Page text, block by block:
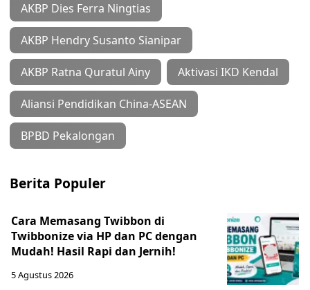
AKBP Dies Ferra Ningtias
AKBP Hendry Susanto Sianipar
AKBP Ratna Quratul Ainy Aktivasi IKD Kendal
Aliansi Pendidikan China-ASEAN
BPBD Pekalongan
Berita Populer
Cara Memasang Twibbon di
Twibbonize via HP dan PC dengan
Mudah! Hasil Rapi dan Jernih!
5 Agustus 2026